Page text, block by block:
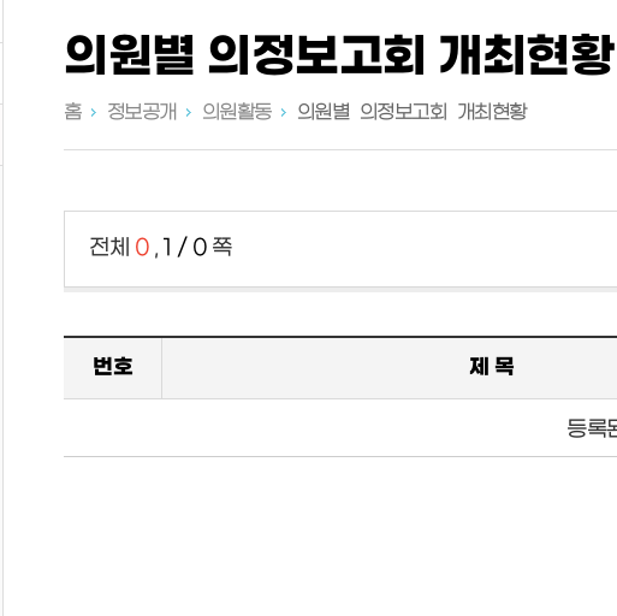
홈 정보공개 의원활동 의원별 의정보고회 개최현황
의원별 의정보고회 개최현황
전체 0 , 1 / 0 쪽
번호 제 목
등록